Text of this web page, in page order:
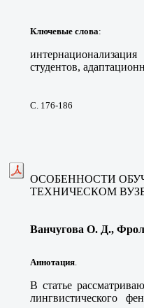
Ключевые слова:
студентов,
С. 176-186
ОСОБЕННОСТИ
ТЕХНИЧЕСКОМ
Ванчугова О. Д.,
Аннотация.
В статье
лингвистического